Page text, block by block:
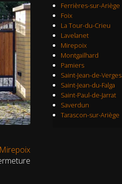
Ferrières-sur-Ariège
Foix
La Tour-du-Crieu
Lavelanet
Mirepoix
Montgailhard
Pamiers
Saint-Jean-de-Verges
Saint-Jean-du-Falga
Saint-Paul-de-Jarrat
Saverdun
Tarascon-sur-Ariège